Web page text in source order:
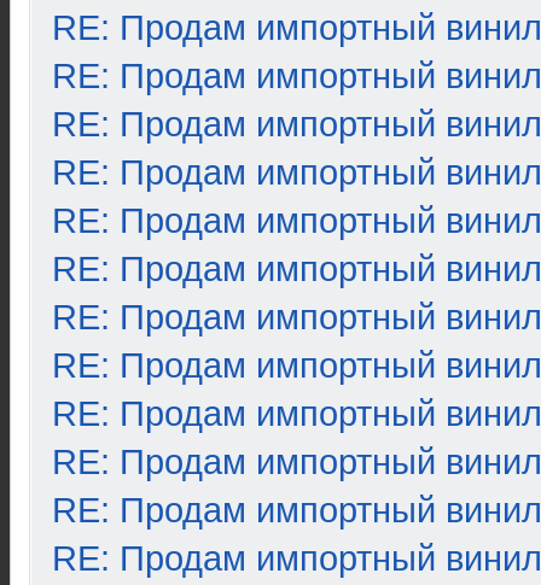
RE: Продам импортный винил
RE: Продам импортный винил
RE: Продам импортный винил
RE: Продам импортный винил
RE: Продам импортный винил
RE: Продам импортный винил
RE: Продам импортный винил
RE: Продам импортный винил
RE: Продам импортный винил
RE: Продам импортный винил
RE: Продам импортный винил
RE: Продам импортный винил